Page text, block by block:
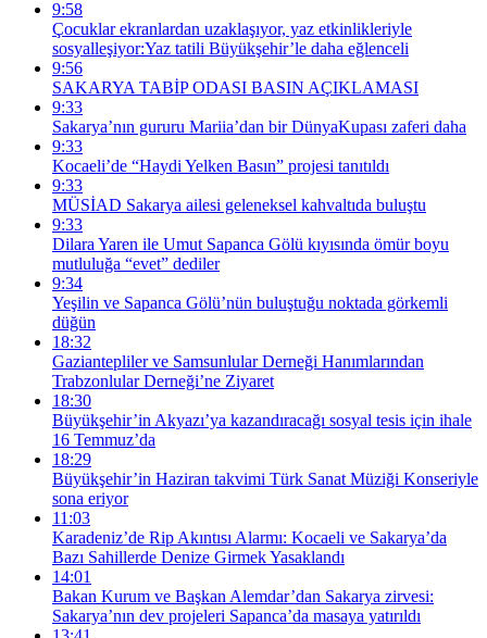
9:58
Çocuklar ekranlardan uzaklaşıyor, yaz etkinlikleriyle
sosyalleşiyor:Yaz tatili Büyükşehir’le daha eğlenceli
9:56
SAKARYA TABİP ODASI BASIN AÇIKLAMASI
9:33
Sakarya’nın gururu Mariia’dan bir DünyaKupası zaferi daha
9:33
Kocaeli’de “Haydi Yelken Basın” projesi tanıtıldı
9:33
MÜSİAD Sakarya ailesi geleneksel kahvaltıda buluştu
9:33
Dilara Yaren ile Umut Sapanca Gölü kıyısında ömür boyu
mutluluğa “evet” dediler
9:34
Yeşilin ve Sapanca Gölü’nün buluştuğu noktada görkemli
düğün
18:32
Gaziantepliler ve Samsunlular Derneği Hanımlarından
Trabzonlular Derneği’ne Ziyaret
18:30
Büyükşehir’in Akyazı’ya kazandıracağı sosyal tesis için ihale
16 Temmuz’da
18:29
Büyükşehir’in Haziran takvimi Türk Sanat Müziği Konseriyle
sona eriyor
11:03
Karadeniz’de Rip Akıntısı Alarmı: Kocaeli ve Sakarya’da
Bazı Sahillerde Denize Girmek Yasaklandı
14:01
Bakan Kurum ve Başkan Alemdar’dan Sakarya zirvesi:
Sakarya’nın dev projeleri Sapanca’da masaya yatırıldı